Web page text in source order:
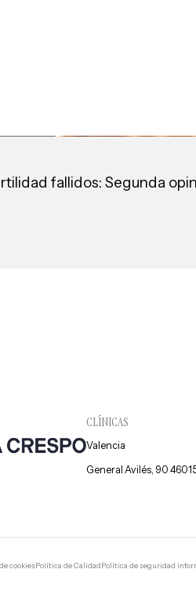
fallidos: Segunda
CLÍNICAS
Valencia
General Avilés, 90
cookiesPolítica de CalidadPolítica de seguridad